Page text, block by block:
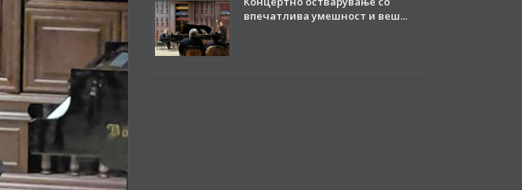
впечатлива умешност и веш...